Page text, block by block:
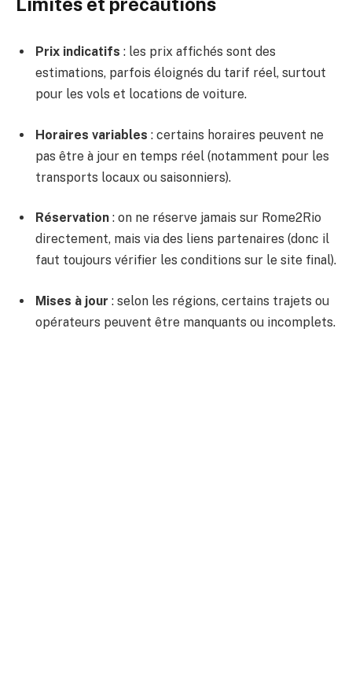
Prix indicatifs : les prix affichés sont des
estimations, parfois éloignés du tarif réel, surtout
pour les vols et locations de voiture.
Horaires variables : certains horaires peuvent ne
pas être à jour en temps réel (notamment pour les
transports locaux ou saisonniers).
Réservation : on ne réserve jamais sur Rome2Rio
directement, mais via des liens partenaires (donc il
faut toujours vérifier les conditions sur le site final).
Mises à jour : selon les régions, certains trajets ou
opérateurs peuvent être manquants ou incomplets.